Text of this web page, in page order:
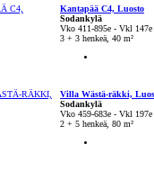
Kantapää C4, Luosto
Sodankylä
Vko 411-895e - Vkl 147e
3 + 3 henkeä, 40 m²
Villa Wästä-räkki,
Sodankylä
Vko 459-683e - Vkl 197e
2 + 5 henkeä, 80 m²